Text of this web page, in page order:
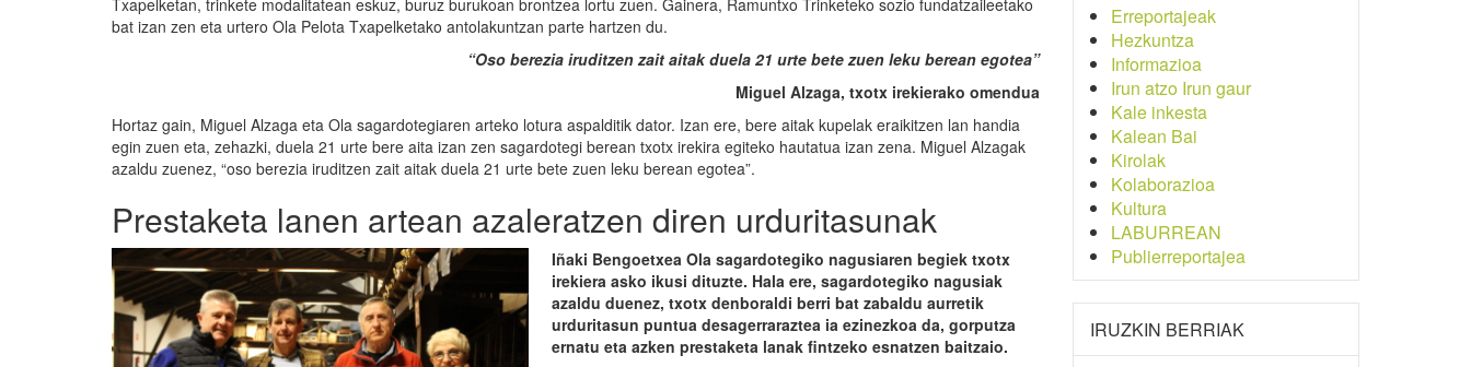
Txapelketan, trinkete modalitatean eskuz, buruz burukoan brontzea lortu zuen. Gainera, Ramuntxo Trinketeko sozio fundatzaileetako
bat izan zen eta urtero Ola Pelota Txapelketako antolakuntzan parte hartzen du.
“Oso berezia iruditzen zait aitak duela 21 urte bete zuen leku berean egotea”
Miguel Alzaga, txotx irekierako omendua
Hortaz gain, Miguel Alzaga eta Ola sagardotegiaren arteko lotura aspalditik dator. Izan ere, bere aitak kupelak eraikitzen lan handia
egin zuen eta, zehazki, duela 21 urte bere aita izan zen sagardotegi berean txotx irekira egiteko hautatua izan zena. Miguel Alzagak
azaldu zuenez, “oso berezia iruditzen zait aitak duela 21 urte bete zuen leku berean egotea”.
Prestaketa lanen artean azaleratzen diren urduritasunak
Iñaki Bengoetxea Ola sagardotegiko nagusiaren begiek txotx
irekiera asko ikusi dituzte. Hala ere, sagardotegiko nagusiak
azaldu duenez, txotx denboraldi berri bat zabaldu aurretik
urduritasun puntua desagerraraztea ia ezinezkoa da, gorputza
ernatu eta azken prestaketa lanak fintzeko esnatzen baitzaio.
Erreportajeak
Hezkuntza
Informazioa
Irun atzo Irun gaur
Kale inkesta
Kalean Bai
Kirolak
Kolaborazioa
Kultura
LABURREAN
Publierreportajea
IRUZKIN BERRIAK